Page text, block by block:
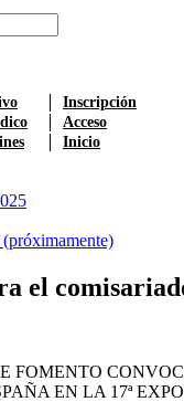
Inscripción
Acceso
Inicio
el
FOMENTO
EN LA 17ª